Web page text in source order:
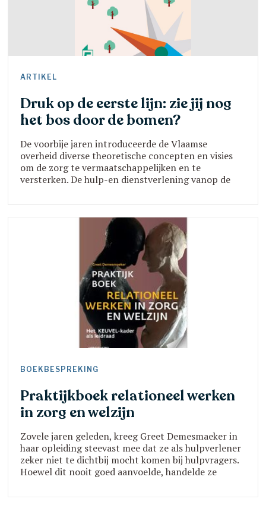
ARTIKEL
Druk op de eerste lijn: zie jij nog
het bos door de bomen?
De voorbije jaren introduceerde de Vlaamse
overheid diverse theoretische concepten en visies
om de zorg te vermaatschappelijken en te
versterken. De hulp-en dienstverlening vanop de
sociale professionals. Zie jij nog het bos door de
BOEKBESPREKING
Praktijkboek relationeel werken
in zorg en welzijn
Zovele jaren geleden, kreeg Greet Demesmaeker in
haar opleiding steevast mee dat ze als hulpverlener
zeker niet te dichtbij mocht komen bij hulpvragers.
Hoewel dit nooit goed aanvoelde, handelde ze